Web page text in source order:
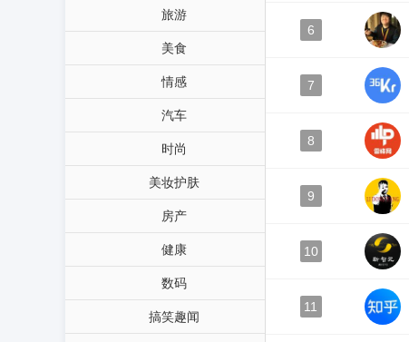
旅游
美食
情感
汽车
时尚
美妆护肤
房产
健康
数码
搞笑趣闻
6
7
8
9
10
11